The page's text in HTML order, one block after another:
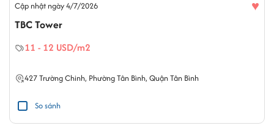
Cập nhật ngày 4/7/2026 ♥
TBC Tower
11 - 12 USD/m2
427Trường Chinh, Phường Tân Bình, Quận Tân Bình
So sánh